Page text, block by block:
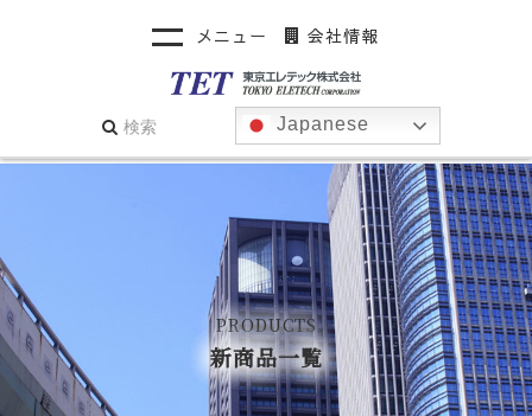
メニュー 会社情報
Japanese
PRODUCTS
新商品一覧